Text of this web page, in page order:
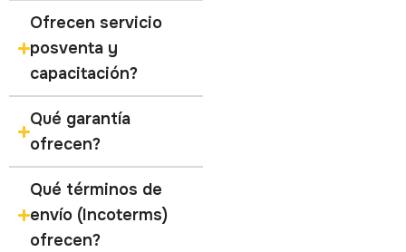
Ofrecen servicio
posventa y
capacitación?
Qué garantía
ofrecen?
Qué términos de
envío (Incoterms)
ofrecen?